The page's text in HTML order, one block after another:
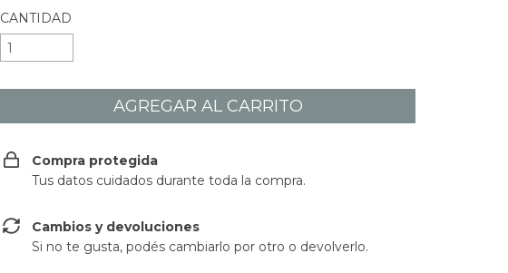
CANTIDAD
Compra protegida
Tus datos cuidados durante toda la compra.
Cambios y devoluciones
Si no te gusta, podés cambiarlo por otro o devolverlo.